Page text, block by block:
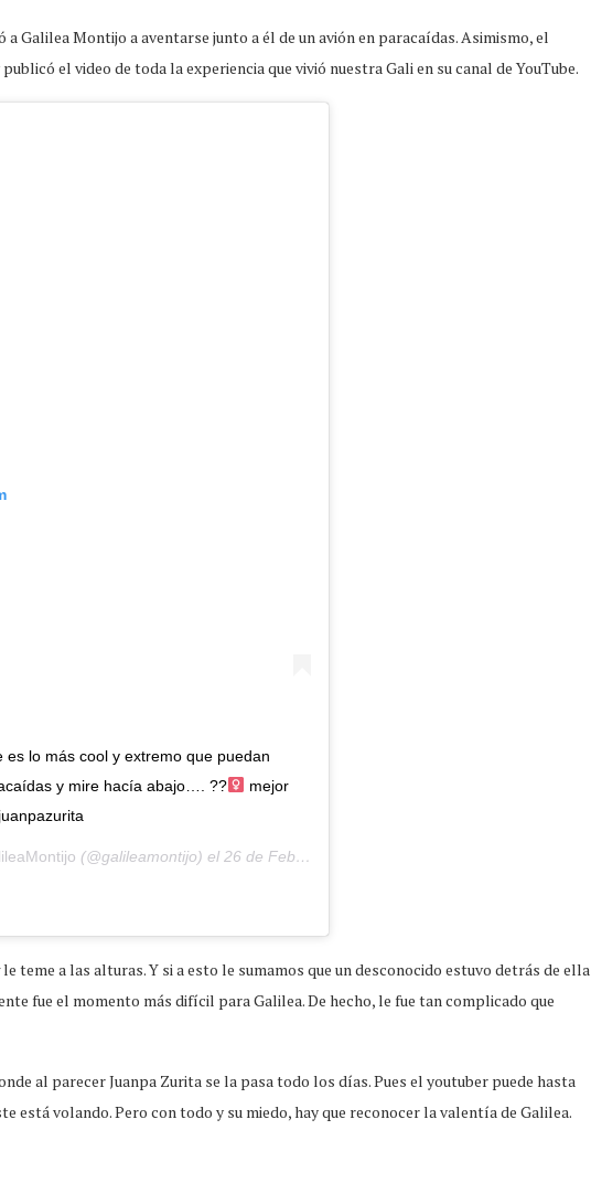
Galilea Montijo a aventarse junto a él de un avión en paracaídas. Asimismo, el
el video de toda la experiencia que vivió nuestra Gali en su canal de YouTube.
lo más cool y extremo que puedan
y mire hacía abajo…. ??‍
mejor
(@galileamontijo) el 26 de Feb de 2020 a las 4:53 PST
le teme a las alturas. Y si a esto le sumamos que un desconocido estuvo detrás de ella
fue el momento más difícil para Galilea. De hecho, le fue tan complicado que
al parecer Juanpa Zurita se la pasa todo los días. Pues el youtuber puede hasta
está volando. Pero con todo y su miedo, hay que reconocer la valentía de Galilea.